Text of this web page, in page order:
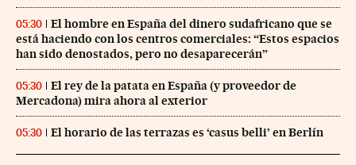
05:30
El hombre en España del dinero sudafricano que se
está haciendo con los centros comerciales: “Estos espacios
han sido denostados, pero no desaparecerán”
05:30
El rey de la patata en España (y proveedor de
Mercadona) mira ahora al exterior
05:30 El horario de las terrazas es ‘casus belli’ en Berlín